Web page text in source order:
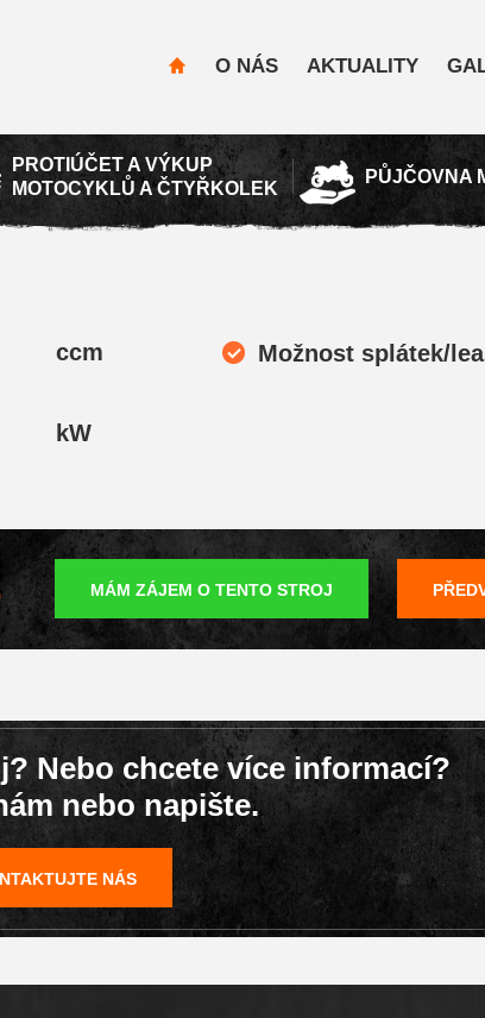
O NÁS AKTUALITY
PROTIÚČET A VÝKUP
MOTOCYKLŮ A ČTYŘKOLEK
PŮJČOVNA
ccm
kW
Možnost splátek/
MÁM ZÁJEM O TENTO STROJ
Nebo chcete více informací?
nebo napište.
NÁS